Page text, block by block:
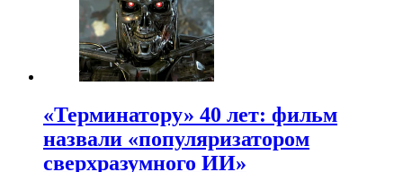
«Терминатору» 40 лет: фильм
назвали «популяризатором
сверхразумного ИИ»